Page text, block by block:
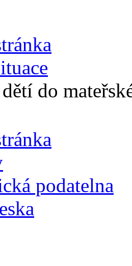
do
podatelna